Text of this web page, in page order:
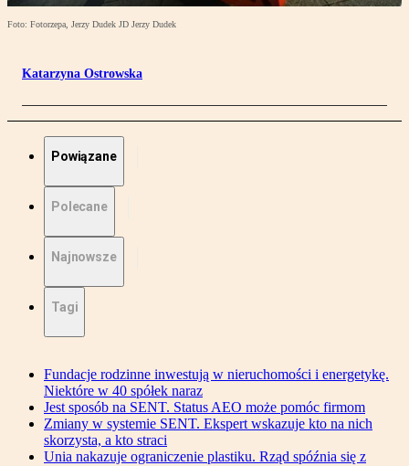
Foto: Fotorzepa, Jerzy Dudek JD Jerzy Dudek
Katarzyna Ostrowska
Powiązane
Polecane
Najnowsze
Tagi
Fundacje rodzinne inwestują w nieruchomości i energetykę.
Niektóre w 40 spółek naraz
Jest sposób na SENT. Status AEO może pomóc firmom
Zmiany w systemie SENT. Ekspert wskazuje kto na nich
skorzysta, a kto straci
Unia nakazuje ograniczenie plastiku. Rząd spóźnia się z